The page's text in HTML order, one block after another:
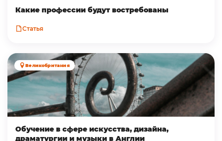
Какие профессии будут востребованы
Статья
Великобритания
Обучение в сфере искусства, дизайна,
драматургии и музыки в Англии